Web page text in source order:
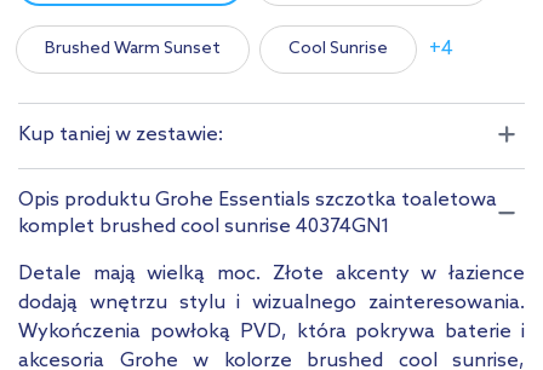
Brushed Warm Sunset Cool Sunrise +4
Kup taniej w zestawie:
Opis produktu Grohe Essentials szczotka toaletowa
komplet brushed cool sunrise 40374GN1
Detale mają wielką moc. Złote akcenty w łazience
dodają wnętrzu stylu i wizualnego zainteresowania.
Wykończenia powłoką PVD, która pokrywa baterie i
akcesoria Grohe w kolorze brushed cool sunrise,